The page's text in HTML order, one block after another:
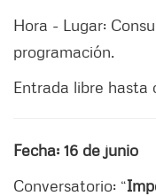
Hora - Lugar:
programación.
Entrada libre hasta
Fecha: 16 de junio
Conversatorio: “